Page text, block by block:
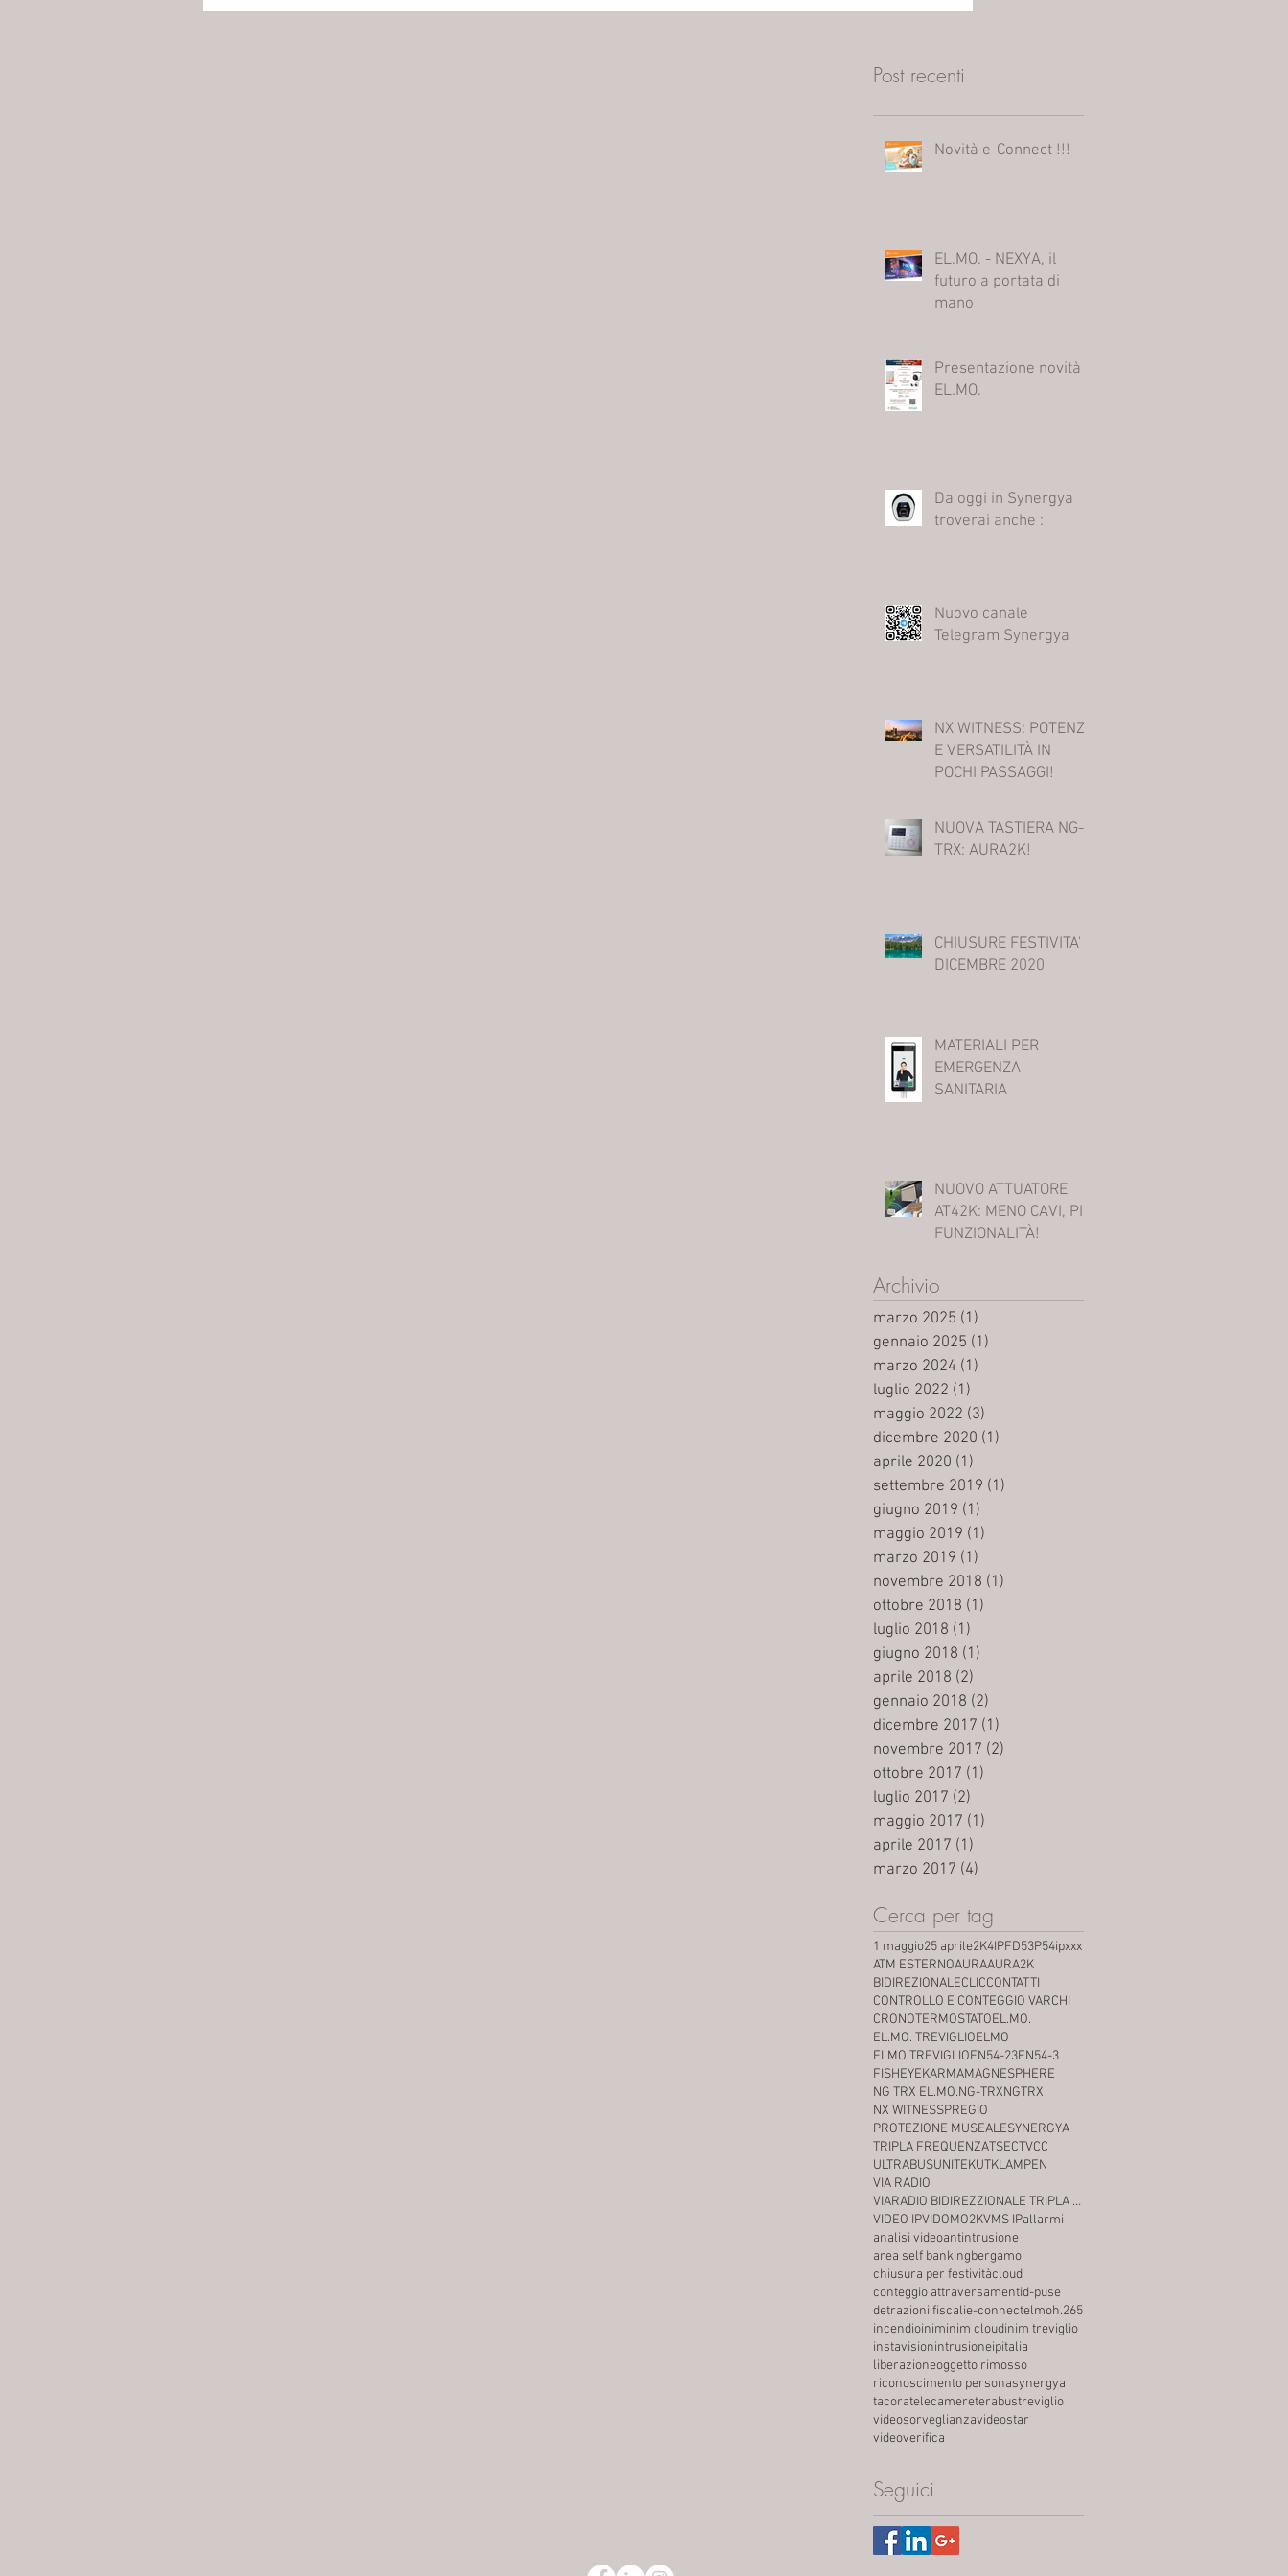
Post recenti
Novità e-Connect !!!
EL.MO. - NEXYA, il
futuro a portata di
mano
Presentazione novità
EL.MO.
Da oggi in Synergya
troverai anche :
Nuovo canale
Telegram Synergya
NX WITNESS: POTENZA
E VERSATILITÀ IN
POCHI PASSAGGI!
NUOVA TASTIERA NG-
TRX: AURA2K!
CHIUSURE FESTIVITA'
DICEMBRE 2020
MATERIALI PER
EMERGENZA
SANITARIA
NUOVO ATTUATORE
AT42K: MENO CAVI, PIÙ
FUNZIONALITÀ!
Archivio
marzo 2025 (1)
gennaio 2025 (1)
marzo 2024 (1)
luglio 2022 (1)
maggio 2022 (3)
dicembre 2020 (1)
aprile 2020 (1)
settembre 2019 (1)
giugno 2019 (1)
maggio 2019 (1)
marzo 2019 (1)
novembre 2018 (1)
ottobre 2018 (1)
luglio 2018 (1)
giugno 2018 (1)
aprile 2018 (2)
gennaio 2018 (2)
dicembre 2017 (1)
novembre 2017 (2)
ottobre 2017 (1)
luglio 2017 (2)
maggio 2017 (1)
aprile 2017 (1)
marzo 2017 (4)
Cerca per tag
1 maggio25 aprile2K4IPFD53P54ipxxx
ATM ESTERNOAURAAURA2K
BIDIREZIONALECLICCONTATTI
CONTROLLO E CONTEGGIO VARCHI
CRONOTERMOSTATOEL.MO.
EL.MO. TREVIGLIOELMO
ELMO TREVIGLIOEN54-23EN54-3
FISHEYEKARMAMAGNESPHERE
NG TRX EL.MO.NG-TRXNGTRX
NX WITNESSPREGIO
PROTEZIONE MUSEALESYNERGYA
TRIPLA FREQUENZATSECTVCC
ULTRABUSUNITEKUTKLAMPEN
VIA RADIO
VIARADIO BIDIREZZIONALE TRIPLA FREQUENZA
VIDEO IPVIDOMO2KVMS IPallarmi
analisi videoantintrusione
area self bankingbergamo
chiusura per festivitàcloud
conteggio attraversamentid-puse
detrazioni fiscalie-connectelmoh.265
incendioiniminim cloudinim treviglio
instavisionintrusioneipitalia
liberazioneoggetto rimosso
riconoscimento personasynergya
tacoratelecamereterabustreviglio
videosorveglianzavideostar
videoverifica
Seguici